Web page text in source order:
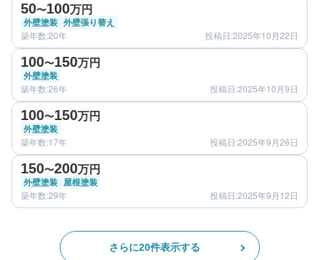
50〜100万円
外壁塗装 外壁張り替え
築年数:20年 投稿日:2025年10月22日
before
100〜150万円
外壁塗装
築年数:26年 投稿日:2025年10月9日
before
100〜150万円
外壁塗装
築年数:17年 投稿日:2025年9月26日
before
150〜200万円
外壁塗装 屋根塗装
築年数:29年 投稿日:2025年9月12日
さらに20件表示する